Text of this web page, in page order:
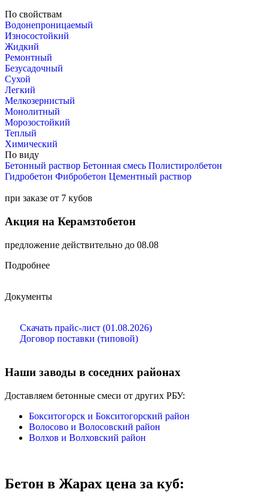
По свойствам
Водонепроницаемый
Износостойкий
Жидкий
Ремонтный
Безусадочный
Сухой
Легкий
Мелкозернистый
Монолитный
Морозостойкий
Теплый
Химический
По виду
Бетонный раствор Бетонная смесь Полистиролбетон
Гидробетон Фибробетон Цементный раствор
при заказе от 7 кубов
Акция на Керамзтобетон
предложение действительно до 08.08
Подробнее
Документы
Скачать прайс-лист (01.08.2026)
Договор поставки (типовой)
Наши заводы в соседних районах
Доставляем бетонные смеси от других РБУ:
Бокситогорск и Бокситогорский район
Волосово и Волосовский район
Волхов и Волховский район
Бетон в Жарах цена за куб: